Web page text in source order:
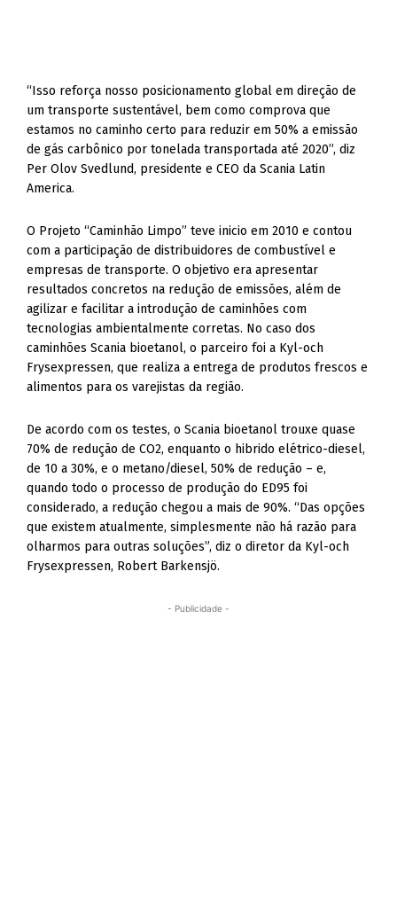
“Isso reforça nosso posicionamento global em direção de
um transporte sustentável, bem como comprova que
estamos no caminho certo para reduzir em 50% a emissão
de gás carbônico por tonelada transportada até 2020”, diz
Per Olov Svedlund, presidente e CEO da Scania Latin
America.
O Projeto “Caminhão Limpo” teve inicio em 2010 e contou
com a participação de distribuidores de combustível e
empresas de transporte. O objetivo era apresentar
resultados concretos na redução de emissões, além de
agilizar e facilitar a introdução de caminhões com
tecnologias ambientalmente corretas. No caso dos
caminhões Scania bioetanol, o parceiro foi a Kyl-och
Frysexpressen, que realiza a entrega de produtos frescos e
alimentos para os varejistas da região.
De acordo com os testes, o Scania bioetanol trouxe quase
70% de redução de CO2, enquanto o hibrido elétrico-diesel,
de 10 a 30%, e o metano/diesel, 50% de redução – e,
quando todo o processo de produção do ED95 foi
considerado, a redução chegou a mais de 90%. “Das opções
que existem atualmente, simplesmente não há razão para
olharmos para outras soluções”, diz o diretor da Kyl-och
Frysexpressen, Robert Barkensjö.
- Publicidade -